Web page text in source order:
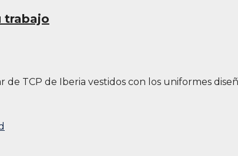
trabajo
TCP de Iberia vestidos con los uniformes